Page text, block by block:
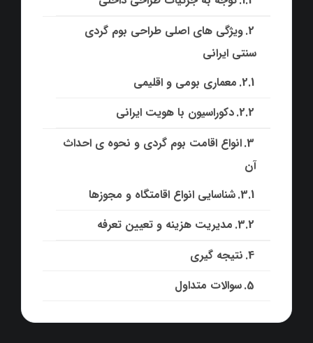
ویژگی های اصلی طراحی بوم گردی
سنتی ایرانی
معماری بومی و اقلیمی
دکوراسیون با هویت ایرانی
انواع اقامت بوم گردی و نحوه ی احداث
آن
شناسایی انواع اقامتگاه و مجوزها
مدیریت هزینه و تعیین تعرفه
نتیجه گیری
سوالات متداول